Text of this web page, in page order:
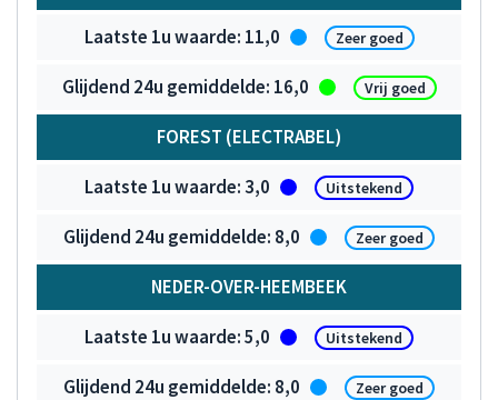
11,0 Zeer goed
16,0 Vrij goed
FOREST (ELECTRABEL)
3,0 Uitstekend
8,0 Zeer goed
NEDER-OVER-HEEMBEEK
5,0 Uitstekend
8,0 Zeer goed